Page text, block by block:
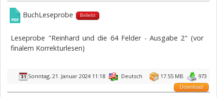
BuchLeseprobe Beliebt
Leseprobe "Reinhard und die 64 Felder - Ausgabe 2" (vor
finalem Korrekturlesen)
Sonntag, 21. Januar 2024 11:18 Deutsch 17.55 MB 973
Download